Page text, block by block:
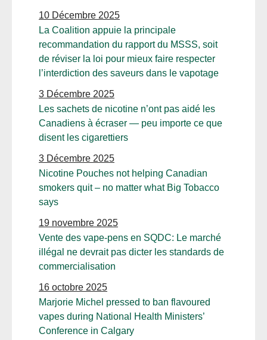
10 Décembre 2025
La Coalition appuie la principale
recommandation du rapport du MSSS, soit
de réviser la loi pour mieux faire respecter
l’interdiction des saveurs dans le vapotage
3 Décembre 2025
Les sachets de nicotine n’ont pas aidé les
Canadiens à écraser — peu importe ce que
disent les cigarettiers
3 Décembre 2025
Nicotine Pouches not helping Canadian
smokers quit – no matter what Big Tobacco
says
19 novembre 2025
Vente des vape-pens en SQDC: Le marché
illégal ne devrait pas dicter les standards de
commercialisation
16 octobre 2025
Marjorie Michel pressed to ban flavoured
vapes during National Health Ministers’
Conference in Calgary